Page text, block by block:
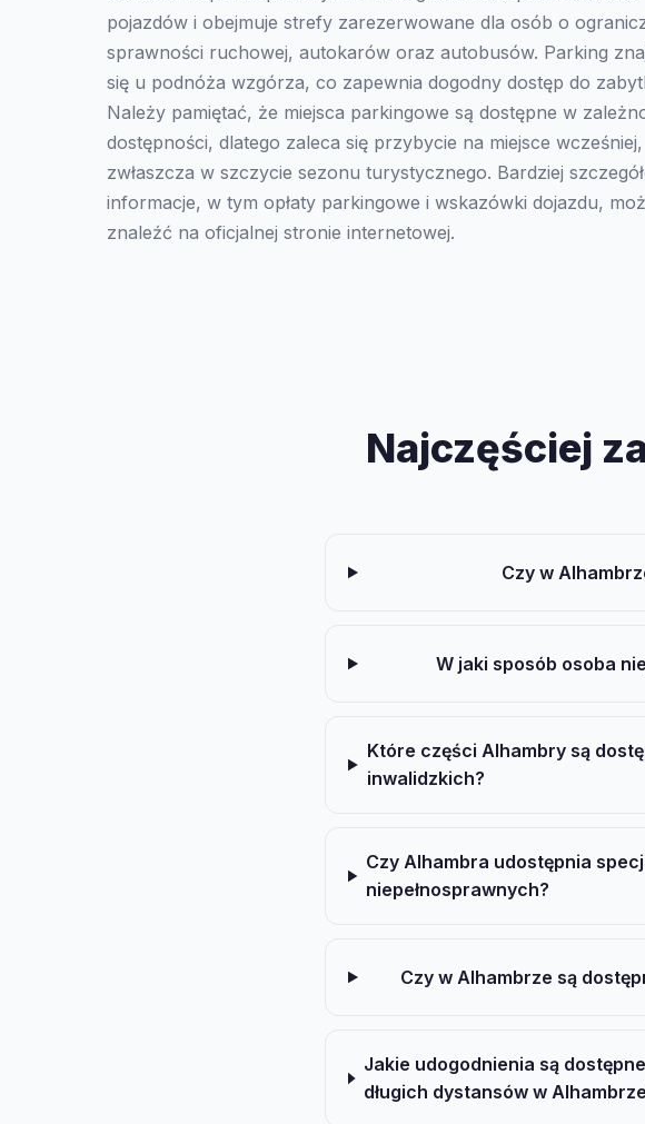
pojazdów i obejmuje strefy zarezerwowane dla osób o
sprawności ruchowej, autokarów oraz autobusów. Parking
się u podnóża wzgórza, co zapewnia dogodny dostęp do
Należy pamiętać, że miejsca parkingowe są dostępne w
dostępności, dlatego zaleca się przybycie na miejsce wcześniej,
zwłaszcza w szczycie sezonu turystycznego. Bardziej
informacje, w tym opłaty parkingowe i wskazówki dojazdu,
znaleźć na oficjalnej stronie internetowej.
Najczęściej
Czy w
W jaki sposób osoba
Które części Alhambry są
inwalidzkich?
Czy Alhambra udostępnia
niepełnosprawnych?
Czy w Alhambrze są
Jakie udogodnienia są
długich dystansów w